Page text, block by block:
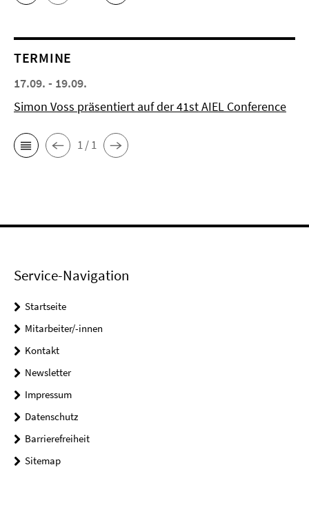
TERMINE
17.09. - 19.09.
Simon Voss präsentiert auf der 41st AIEL Conference
1 / 1
Service-Navigation
Startseite
Mitarbeiter/-innen
Kontakt
Newsletter
Impressum
Datenschutz
Barrierefreiheit
Sitemap